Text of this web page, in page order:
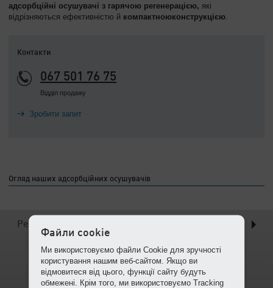
адсорбційні осушувачі з гарячою регенерацією, які
відрізняються ефективністю й компактноюконструкцією.
Контакти
067 501 76 75
Відділ продажу
Зробити запит
Огляд наших адсорбційних осушувачів
Регенеруючі холод від 0,20 до 1,13 м³/хв
Файли cookie
Ми використовуємо файли Cookie для зручності
користування нашим веб-сайтом. Якщо ви
відмовитеся від цього, функції сайту будуть
обмежені. Крім того, ми використовуємо Tracking